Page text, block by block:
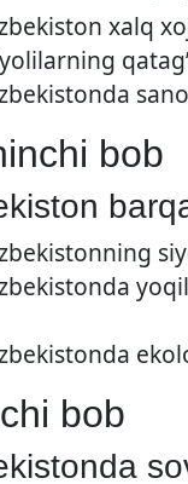
xalq
bob
bob